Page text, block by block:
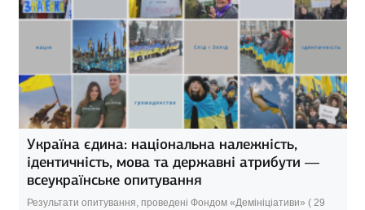
Україна єдина: національна належність,
ідентичність, мова та державні атрибути —
всеукраїнське опитування
Результати опитування, проведені Фондом «Демініціативи» ( 29